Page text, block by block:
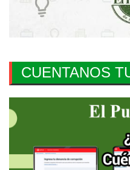
CUENTANOS